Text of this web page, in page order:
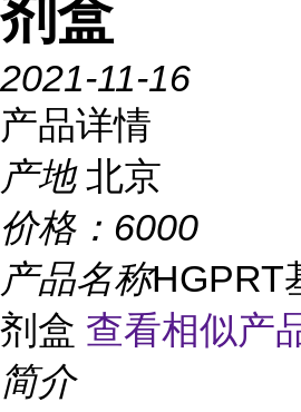
剂盒
2021-11-16
产品详情
产地 北京
价格： 6000
产品名称HGPRT
剂盒 查看相似产
简介